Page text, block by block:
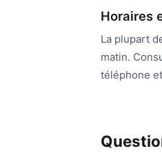
Horaires
La plupart
matin.
téléphone et